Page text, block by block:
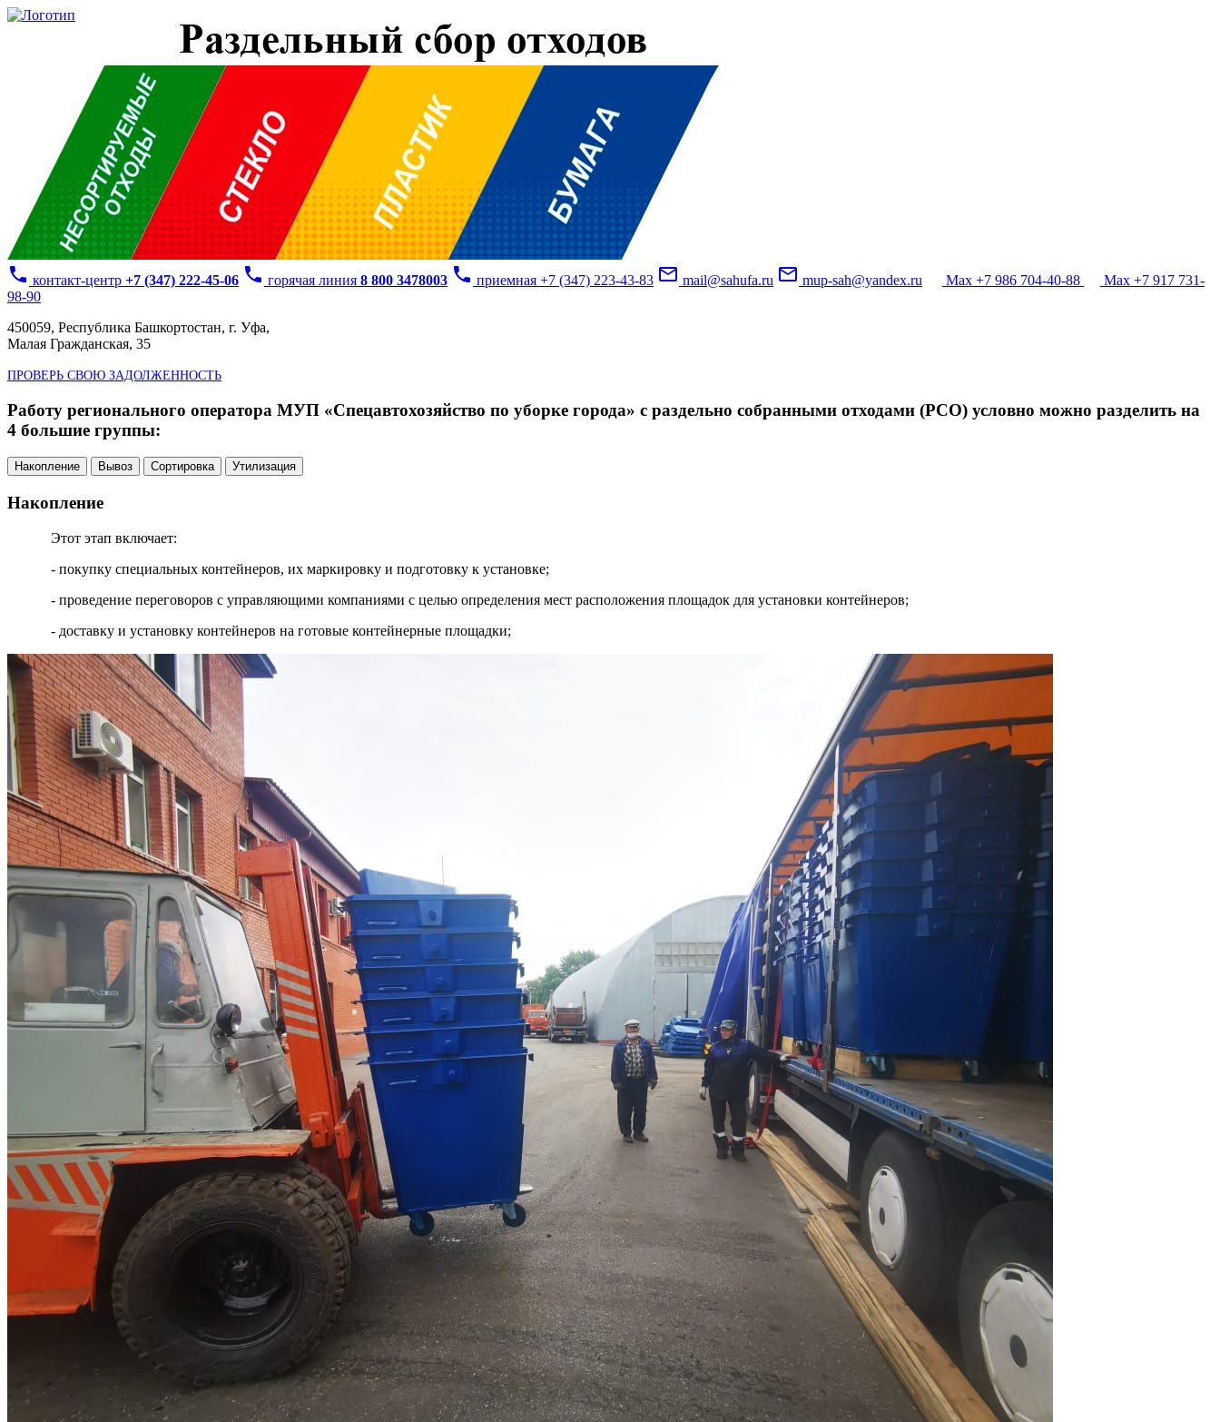
phone контакт-центр +7 (347) 222-45-06 phone горячая линия 8 800 3478003 phone приемная +7 (347) 223-43-83 mail_outline mail@sahufa.ru mail_outline mup-sah@yandex.ru Max +7 986 704-40-88
Max +7 917 731-
98-90
450059, Республика Башкортостан, г. Уфа,
Малая Гражданская, 35
ПРОВЕРЬ СВОЮ ЗАДОЛЖЕННОСТЬ
Работу регионального оператора МУП «Спецавтохозяйство по уборке города» с раздельно собранными отходами (РСО) условно можно разделить на
4 большие группы:
Накопление Вывоз Сортировка Утилизация
Накопление
Этот этап включает:
- покупку специальных контейнеров, их маркировку и подготовку к установке;
- проведение переговоров с управляющими компаниями с целью определения мест расположения площадок для установки контейнеров;
- доставку и установку контейнеров на готовые контейнерные площадки;